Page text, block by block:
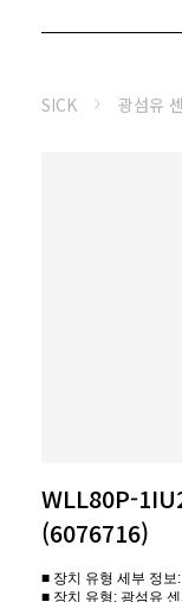
SICK 광섬유
WLL80P-
(6076716)
■ 장치 유형 세부 정보
■ 장치 유형: 광섬유 센